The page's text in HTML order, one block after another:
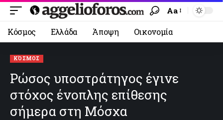
Aa
Κόσμος Ελλάδα Άποψη Οικονομία
ΚΌΣΜΟΣ
Ρώσος υποστράτηγος έγινε
στόχος ένοπλης επίθεσης
σήμερα στη Μόσχα